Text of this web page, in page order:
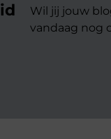
Wil jij jouw
vandaag nog